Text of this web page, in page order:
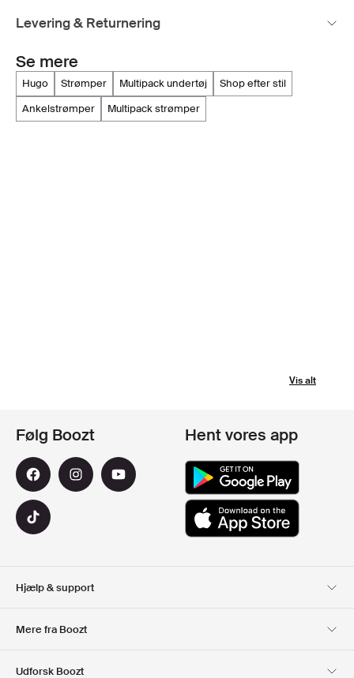
Levering & Returnering
Se mere
hugo strømper multipack undertøj
shop efter stil
ankelstrømper
multipack strømper
Vis alt
Hjælp & support
Mere fra Boozt
Udforsk Boozt
Følg Boozt Hent vores app